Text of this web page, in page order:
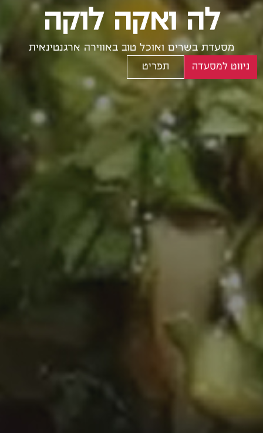
לה ואקה לוקה
מסעדת בשרים ואוכל טוב באווירה ארגנטינאית
ניווט למסעדה תפריט